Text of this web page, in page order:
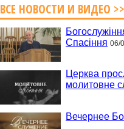
ВСЕ НОВОСТИ И ВИДЕО >>
Спасіння 06/
Церква
молитовне
Вечернее